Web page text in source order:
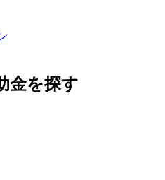
金を探す